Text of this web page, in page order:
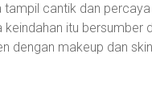
tampil cantik dan
keindahan itu
dengan makeup dan